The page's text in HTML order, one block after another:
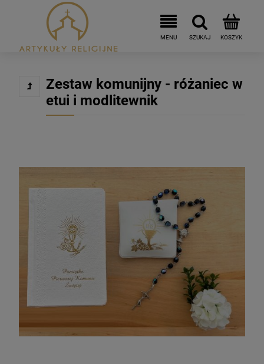
Zestaw komunijny - różaniec w
etui i modlitewnik